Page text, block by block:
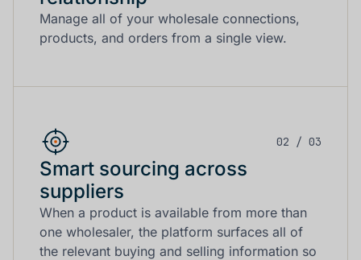
Manage all of your wholesale connections,
products, and orders from a single view.
02 / 03
Smart sourcing across
suppliers
When a product is available from more than
one wholesaler, the platform surfaces all of
the relevant buying and selling information so